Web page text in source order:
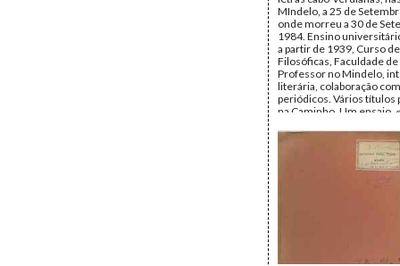
MIndelo, a 25 de
onde morreu a 30 de
1984. Ensino
a partir de 1939, Curso
Filosóficas, Faculdade
Professor no Mindelo,
literária, colaboração
periódicos. Vários títulos
na Caminho. Um ensaio,
hoje se mantém actual.
«Antologia da Ficção
Contemporânea», em